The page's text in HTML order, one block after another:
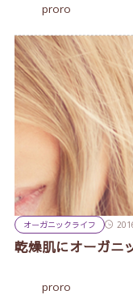
proro
オーガニックライフ
乾燥肌にオーガニ
proro